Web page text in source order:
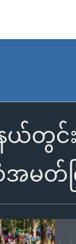
ယ်တွင်
မတ်က